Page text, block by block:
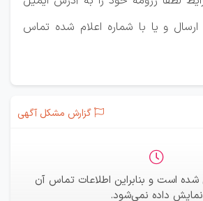
و یا با شماره اعلام شده تماس
گزارش مشکل آگهی
است و بنابراین اطلاعات تماس آن
نمایش داده نمی‌شود.